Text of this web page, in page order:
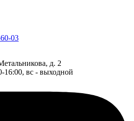
03
д. 2
16:00, вс - выходной